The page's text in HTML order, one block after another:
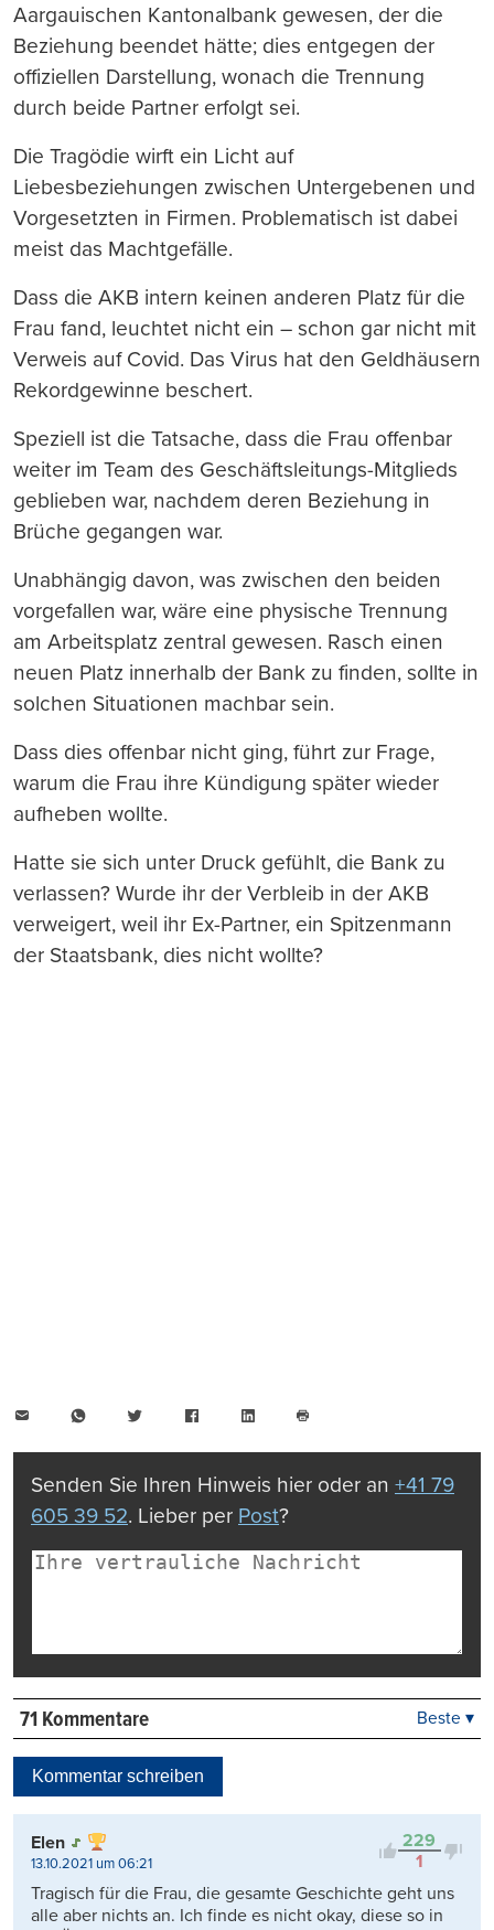
Aargauischen Kantonalbank gewesen, der die
Beziehung beendet hätte; dies entgegen der
offiziellen Darstellung, wonach die Trennung
durch beide Partner erfolgt sei.
Die Tragödie wirft ein Licht auf
Liebesbeziehungen zwischen Untergebenen und
Vorgesetzten in Firmen. Problematisch ist dabei
meist das Machtgefälle.
Dass die AKB intern keinen anderen Platz für die
Frau fand, leuchtet nicht ein – schon gar nicht mit
Verweis auf Covid. Das Virus hat den Geldhäusern
Rekordgewinne beschert.
Speziell ist die Tatsache, dass die Frau offenbar
weiter im Team des Geschäftsleitungs-Mitglieds
geblieben war, nachdem deren Beziehung in
Brüche gegangen war.
Unabhängig davon, was zwischen den beiden
vorgefallen war, wäre eine physische Trennung
am Arbeitsplatz zentral gewesen. Rasch einen
neuen Platz innerhalb der Bank zu finden, sollte in
solchen Situationen machbar sein.
Dass dies offenbar nicht ging, führt zur Frage,
warum die Frau ihre Kündigung später wieder
aufheben wollte.
Hatte sie sich unter Druck gefühlt, die Bank zu
verlassen? Wurde ihr der Verbleib in der AKB
verweigert, weil ihr Ex-Partner, ein Spitzenmann
der Staatsbank, dies nicht wollte?
WhatsAppTwitter FacebookLinkedIn
drucken
Senden Sie Ihren Hinweis hier oder an +41 79
605 39 52. Lieber per Post?
71 Kommentare
Kontrovers
Beste ▾
Kommentar schreiben
229
1
Elen
13.10.2021 um 06:21
Tragisch für die Frau, die gesamte Geschichte geht uns
alle aber nichts an. Ich finde es nicht okay, diese so in